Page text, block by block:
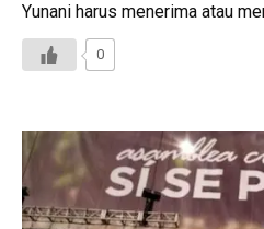
Yunani harus menerima atau
0